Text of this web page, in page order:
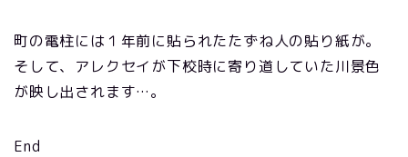
町の電柱には１年前に貼られたたずね人の貼り紙が。
そして、アレクセイが下校時に寄り道していた川景色
が映し出されます…。
End